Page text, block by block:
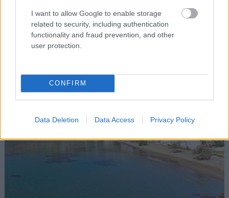
I want to allow Google to enable storage
related to security, including authentication
functionality and fraud prevention, and other
user protection.
CONFIRM
Data Deletion Data Access Privacy Policy
Η Μεγάλη Άμμος
Στον χάρτηεδώ